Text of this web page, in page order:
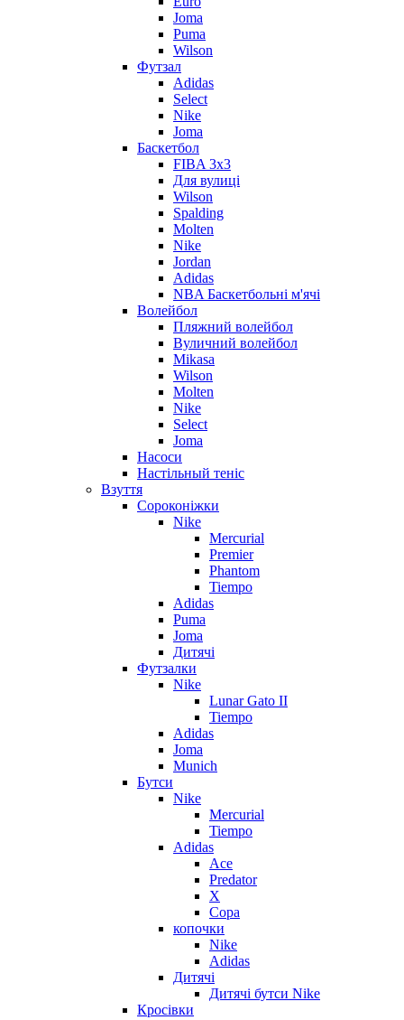
Joma
Puma
Wilson
Футзал
Adidas
Select
Nike
Joma
Баскетбол
FIBA 3x3
Для вулиці
Wilson
Spalding
Molten
Nike
Jordan
Adidas
NBA Баскетбольні м'ячі
Волейбол
Пляжний волейбол
Вуличний волейбол
Mikasa
Wilson
Molten
Nike
Select
Joma
Насоси
Настільный теніс
Взуття
Сороконіжки
Nike
Mercurial
Premier
Phantom
Tiempo
Adidas
Puma
Joma
Дитячі
Футзалки
Nike
Lunar Gato II
Tiempo
Adidas
Joma
Munich
Бутси
Nike
Mercurial
Tiempo
Adidas
Ace
Predator
X
Copa
копочки
Nike
Adidas
Дитячі
Дитячі бутси Nike
Кросівки